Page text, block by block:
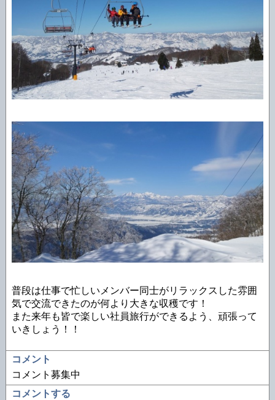
普段は仕事で忙しいメンバー同士がリラックスした雰囲
気で交流できたのが何より大きな収穫です！
また来年も皆で楽しい社員旅行ができるよう、頑張って
いきしょう！！
コメント
コメント募集中
コメントする